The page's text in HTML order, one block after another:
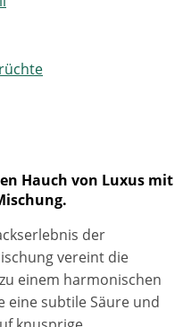
Hauch von Luxus mit
der
vereint die
einem harmonischen
eine subtile Säure und